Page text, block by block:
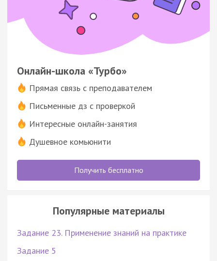
Онлайн-школа «Турбо»
Прямая связь с преподавателем
Письменные дз с проверкой
Интересные онлайн-занятия
Душевное комьюнити
Получить бесплатно
Популярные материалы
Задание 23. Применение знаний на практике
Задание 5